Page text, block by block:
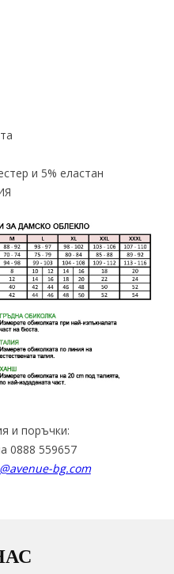
и 5% еластан
и поръчки:
0888 559657
bg.com